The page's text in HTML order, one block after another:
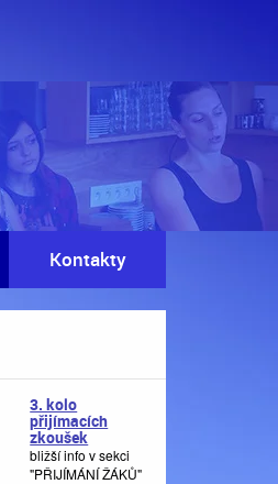
Kontakty
3. kolo
přijímacích
zkoušek
bližší info v sekci
"PŘIJÍMÁNÍ ŽÁKŮ"